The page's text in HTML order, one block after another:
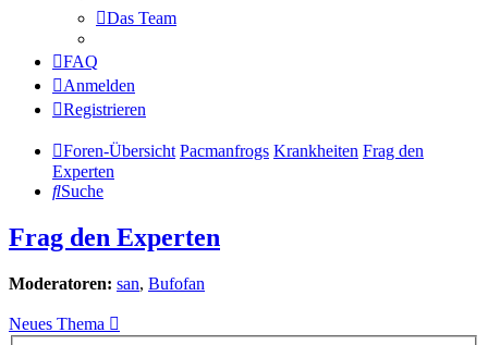
Das Team
FAQ
Anmelden
Registrieren
Foren-Übersicht Pacmanfrogs Krankheiten Frag den
Experten
Suche
Frag den Experten
Moderatoren: san, Bufofan
Neues Thema